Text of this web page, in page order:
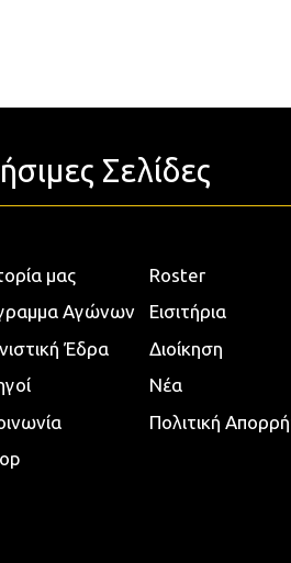
Σελίδες
μας
Roster
Αγώνων
Εισιτήρια
Έδρα
Διοίκηση
Νέα
Πολιτική